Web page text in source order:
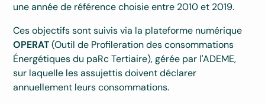
une année de référence choisie entre 2010 et 2019.
Ces objectifs sont suivis via la plateforme numérique
OPERAT(Outil de Profileration des consommations
Énergétiques du paRc Tertiaire), gérée par l'ADEME,
sur laquelle les assujettis doivent déclarer
annuellement leurs consommations.